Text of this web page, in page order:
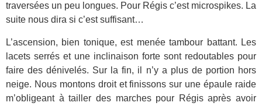
traversées un peu longues. Pour Régis c’est microspikes. La
suite nous dira si c’est suffisant…
L’ascension, bien tonique, est menée tambour battant. Les
lacets serrés et une inclinaison forte sont redoutables pour
faire des dénivelés. Sur la fin, il n’y a plus de portion hors
neige. Nous montons droit et finissons sur une épaule raide
m’obligeant à tailler des marches pour Régis après avoir